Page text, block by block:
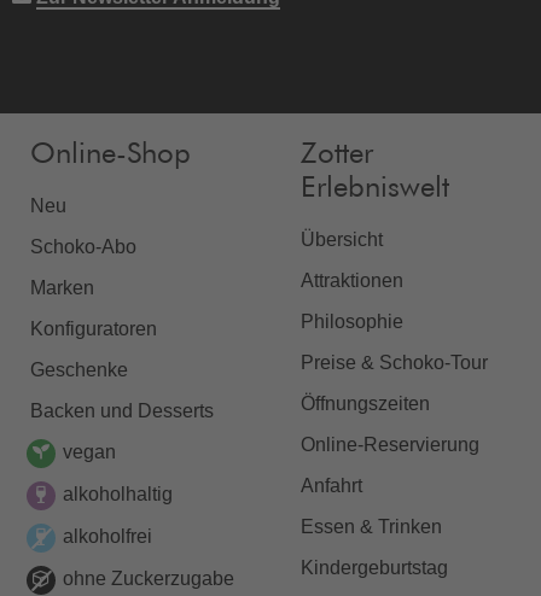
Online-Shop
Neu
Schoko-Abo
Marken
Konfiguratoren
Geschenke
Backen und Desserts
vegan
alkoholhaltig
alkoholfrei
ohne Zuckerzugabe
Zotter
Erlebniswelt
Übersicht
Attraktionen
Philosophie
Preise & Schoko-Tour
Öffnungszeiten
Online-Reservierung
Anfahrt
Essen & Trinken
Kindergeburtstag